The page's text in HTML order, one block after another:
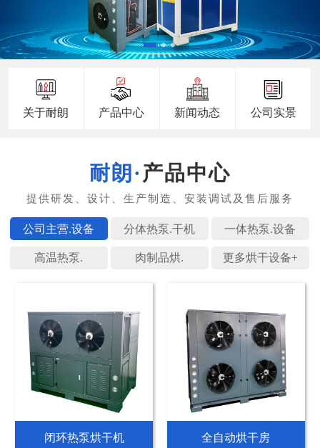
关于耐朗 产品中心 新闻动态 公司实景
产品中心
公司主营. 分体热泵. 一体热泵.
高温热泵. 肉制品烘. 更多烘干设备+
空气源热泵烘干机 纸管专用烘干机